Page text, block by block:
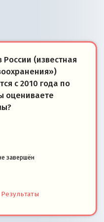
(известная
с 2010 года по
оцениваете
завершён
Результаты